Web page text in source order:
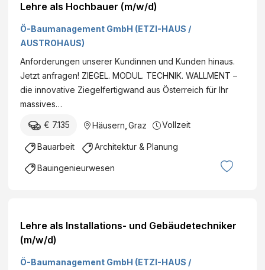
Lehre als Hochbauer (m/w/d)
Ö-Baumanagement GmbH (ETZI-HAUS /
AUSTROHAUS)
Anforderungen unserer Kundinnen und Kunden hinaus.
Jetzt anfragen! ZIEGEL. MODUL. TECHNIK. WALLMENT –
die innovative Ziegelfertigwand aus Österreich für Ihr
massives…
€ 7.135 Häusern,Graz Vollzeit
Bauarbeit Architektur & Planung
Bauingenieurwesen
Lehre als Installations- und Gebäudetechniker
(m/w/d)
Ö-Baumanagement GmbH (ETZI-HAUS /